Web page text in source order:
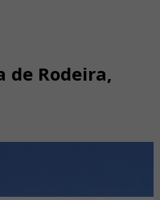
Rodeira,